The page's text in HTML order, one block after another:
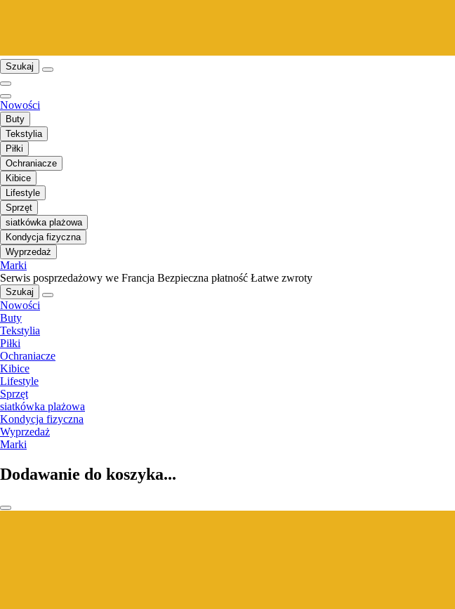
Szukaj
Nowości
Buty
Tekstylia
Piłki
Ochraniacze
Kibice
Lifestyle
Sprzęt
siatkówka plażowa
Kondycja fizyczna
Wyprzedaż
Marki
Serwis posprzedażowy we Francja Bezpieczna płatność Łatwe zwroty
Szukaj
Nowości
Buty
Tekstylia
Piłki
Ochraniacze
Kibice
Lifestyle
Sprzęt
siatkówka plażowa
Kondycja fizyczna
Wyprzedaż
Marki
Dodawanie do koszyka...